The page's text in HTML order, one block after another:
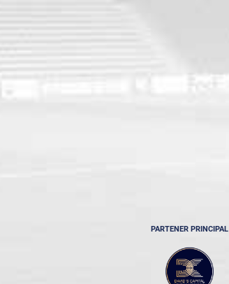
PARTENER PRINCIPAL